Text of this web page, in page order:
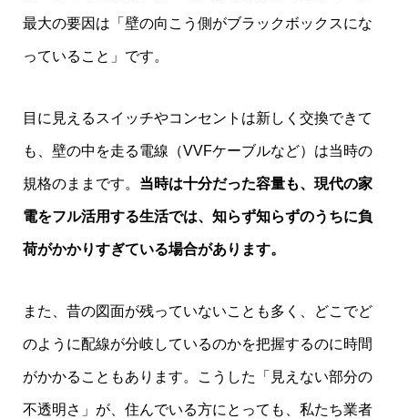
最大の要因は「壁の向こう側がブラックボックスにな
っていること」です。
目に見えるスイッチやコンセントは新しく交換できて
も、壁の中を走る電線（VVFケーブルなど）は当時の
規格のままです。 当時は十分だった容量も、現代の家
電をフル活用する生活では、知らず知らずのうちに負
荷がかかりすぎている場合があります。
また、昔の図面が残っていないことも多く、どこでど
のように配線が分岐しているのかを把握するのに時間
がかかることもあります。こうした「見えない部分の
不透明さ」が、住んでいる方にとっても、私たち業者